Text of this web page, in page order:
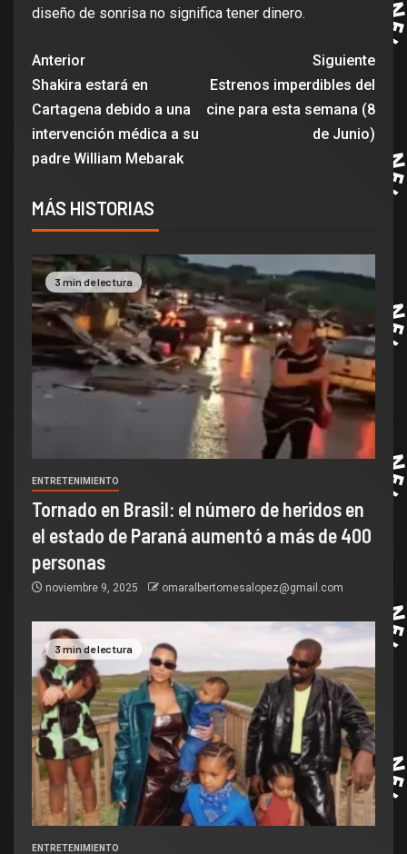
diseño de sonrisa no significa tener dinero.
Anterior
Shakira estará en
Cartagena debido a una
intervención médica a su
padre William Mebarak
Siguiente
Estrenos imperdibles del
cine para esta semana (8
de Junio)
MÁS HISTORIAS
3 min de lectura
ENTRETENIMIENTO
Tornado en Brasil: el número de heridos en
el estado de Paraná aumentó a más de 400
personas
noviembre 9, 2025 omaralbertomesalopez@gmail.com
3 min de lectura
ENTRETENIMIENTO